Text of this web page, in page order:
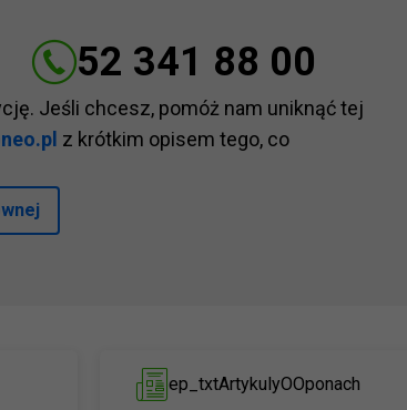
52 341 88 00
Jeśli chcesz, pomóż nam uniknąć tej
z krótkim opisem tego, co
ep_txtArtykulyOOponach